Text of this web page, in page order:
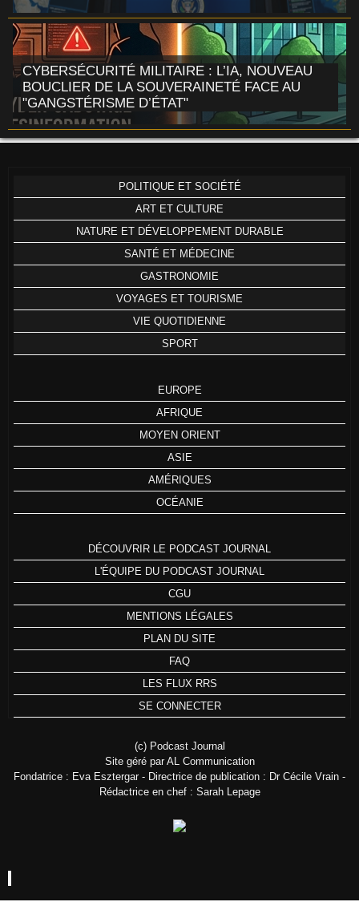
CYBERSÉCURITÉ MILITAIRE : L’IA, NOUVEAU
BOUCLIER DE LA SOUVERAINETÉ FACE AU
"GANGSTÉRISME D’ÉTAT"
POLITIQUE ET SOCIÉTÉ
ART ET CULTURE
NATURE ET DÉVELOPPEMENT DURABLE
SANTÉ ET MÉDECINE
GASTRONOMIE
VOYAGES ET TOURISME
VIE QUOTIDIENNE
SPORT
EUROPE
AFRIQUE
MOYEN ORIENT
ASIE
AMÉRIQUES
OCÉANIE
DÉCOUVRIR LE PODCAST JOURNAL
L'ÉQUIPE DU PODCAST JOURNAL
CGU
MENTIONS LÉGALES
PLAN DU SITE
FAQ
LES FLUX RRS
SE CONNECTER
(c) Podcast Journal
Site géré par AL Communication
Fondatrice : Eva Esztergar - Directrice de publication : Dr Cécile Vrain -
Rédactrice en chef : Sarah Lepage